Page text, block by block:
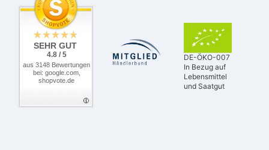
SEHR GUT
4.8 / 5
aus 3148 Bewertungen
bei: google.com,
shopvote.de
DE-ÖKO-007
In Bezug auf
Lebensmittel
und Saatgut